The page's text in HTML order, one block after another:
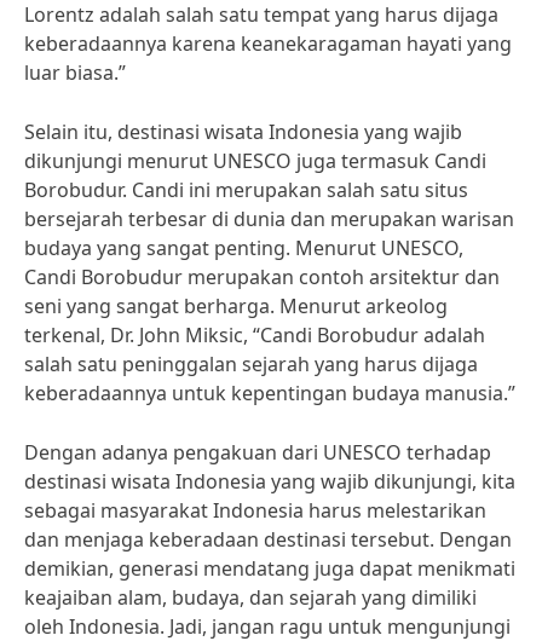
Lorentz adalah salah satu tempat yang harus dijaga
keberadaannya karena keanekaragaman hayati yang
luar biasa.”
Selain itu, destinasi wisata Indonesia yang wajib
dikunjungi menurut UNESCO juga termasuk Candi
Borobudur. Candi ini merupakan salah satu situs
bersejarah terbesar di dunia dan merupakan warisan
budaya yang sangat penting. Menurut UNESCO,
Candi Borobudur merupakan contoh arsitektur dan
seni yang sangat berharga. Menurut arkeolog
terkenal, Dr. John Miksic, “Candi Borobudur adalah
salah satu peninggalan sejarah yang harus dijaga
keberadaannya untuk kepentingan budaya manusia.”
Dengan adanya pengakuan dari UNESCO terhadap
destinasi wisata Indonesia yang wajib dikunjungi, kita
sebagai masyarakat Indonesia harus melestarikan
dan menjaga keberadaan destinasi tersebut. Dengan
demikian, generasi mendatang juga dapat menikmati
keajaiban alam, budaya, dan sejarah yang dimiliki
oleh Indonesia. Jadi, jangan ragu untuk mengunjungi